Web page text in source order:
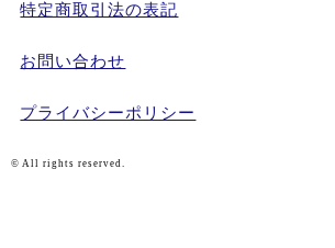
特定商取引法の表記
お問い合わせ
プライバシーポリシー
© All rights reserved.